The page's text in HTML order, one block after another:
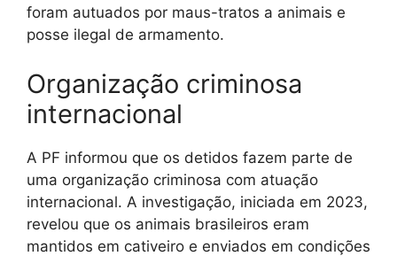
foram autuados por maus-tratos a animais e
posse ilegal de armamento.
Organização criminosa
internacional
A PF informou que os detidos fazem parte de
uma organização criminosa com atuação
internacional. A investigação, iniciada em 2023,
revelou que os animais brasileiros eram
mantidos em cativeiro e enviados em condições